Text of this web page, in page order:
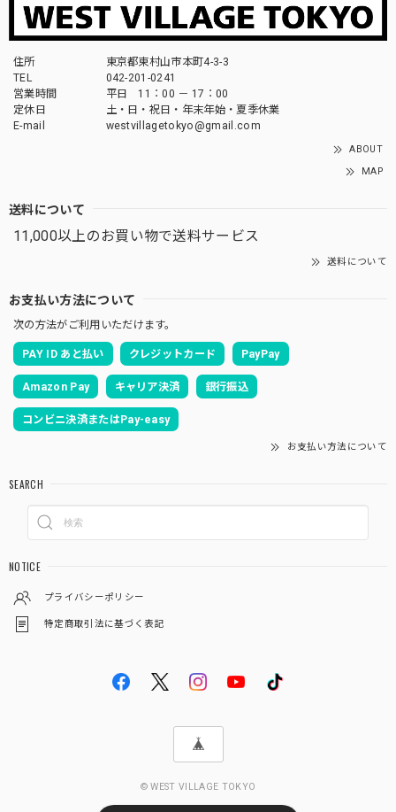
住所
東京都東村山市本町4-3-3
TEL
042-201-0241
営業時間
平日 11：00 － 17：00
定休日
土・日・祝日・年末年始・夏季休業
E-mail
westvillagetokyo@gmail.com
ABOUT
MAP
送料について
11,000以上のお買い物で送料サービス
送料について
お支払い方法について
次の方法がご利用いただけます。
PAY ID あと払い クレジットカード PayPay
Amazon Pay キャリア決済 銀行振込
コンビニ決済またはPay-easy
お支払い方法について
SEARCH
NOTICE
プライバシーポリシー
特定商取引法に基づく表記
© WEST VILLAGE TOKYO